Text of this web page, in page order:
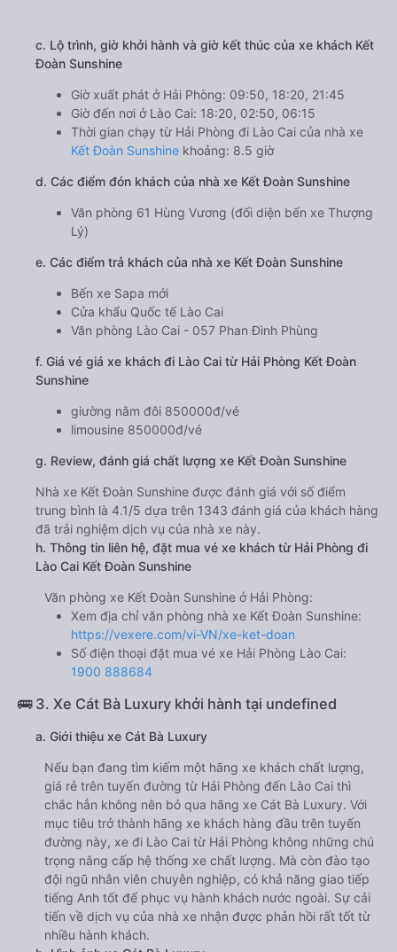
c. Lộ trình, giờ khởi hành và giờ kết thúc của xe khách Kết
Đoàn Sunshine
Giờ xuất phát ở Hải Phòng: 09:50, 18:20, 21:45
Giờ đến nơi ở Lào Cai: 18:20, 02:50, 06:15
Thời gian chạy từ Hải Phòng đi Lào Cai của nhà xe
Kết Đoàn Sunshinekhoảng: 8.5 giờ
d. Các điểm đón khách của nhà xe Kết Đoàn Sunshine
Văn phòng 61 Hùng Vương (đối diện bến xe Thượng
Lý)
e. Các điểm trả khách của nhà xe Kết Đoàn Sunshine
Bến xe Sapa mới
Cửa khẩu Quốc tế Lào Cai
Văn phòng Lào Cai - 057 Phan Đình Phùng
f. Giá vé giá xe khách đi Lào Cai từ Hải Phòng Kết Đoàn
Sunshine
giường nằm đôi 850000đ/vé
trung bình là 4.1/5 dựa trên 1343 đánh giá của khách hàng
đã trải nghiệm dịch vụ của nhà xe này.
h. Thông tin liên hệ, đặt mua vé xe khách từ Hải Phòng đi
Lào Cai Kết Đoàn Sunshine
Văn phòng xe Kết Đoàn Sunshine ở Hải Phòng:
Xem địa chỉ văn phòng nhà xe Kết Đoàn Sunshine:
https://vexere.com/vi-VN/xe-ket-doan
Số điện thoại đặt mua vé xe Hải Phòng Lào Cai:
1900 888684